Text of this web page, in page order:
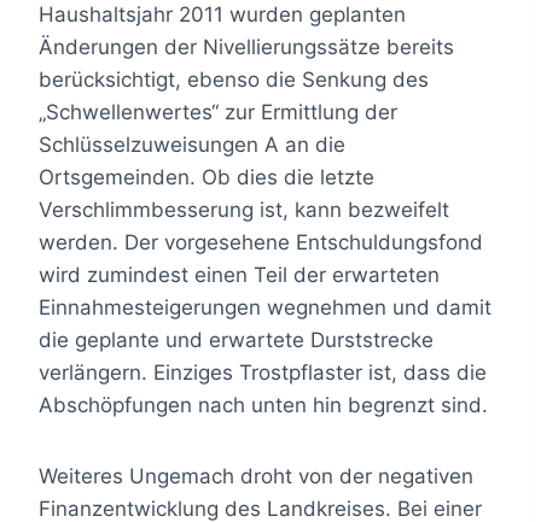
Haushaltsjahr 2011 wurden geplanten
Änderungen der Nivellierungssätze bereits
berücksichtigt, ebenso die Senkung des
„Schwellenwertes“ zur Ermittlung der
Schlüsselzuweisungen A an die
Ortsgemeinden. Ob dies die letzte
Verschlimmbesserung ist, kann bezweifelt
werden. Der vorgesehene Entschuldungsfond
wird zumindest einen Teil der erwarteten
Einnahmesteigerungen wegnehmen und damit
die geplante und erwartete Durststrecke
verlängern. Einziges Trostpflaster ist, dass die
Abschöpfungen nach unten hin begrenzt sind.
Weiteres Ungemach droht von der negativen
Finanzentwicklung des Landkreises. Bei einer